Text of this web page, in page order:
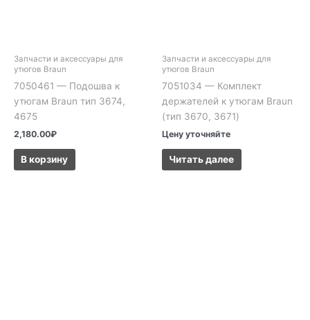
Запчасти и аксессуары для
утюгов Braun
7050461 — Подошва к
утюгам Braun тип 3674,
4675
2,180.00₽
В корзину
Запчасти и аксессуары для
утюгов Braun
7051034 — Комплект
держателей к утюгам Braun
(тип 3670, 3671)
Цену уточняйте
Читать далее